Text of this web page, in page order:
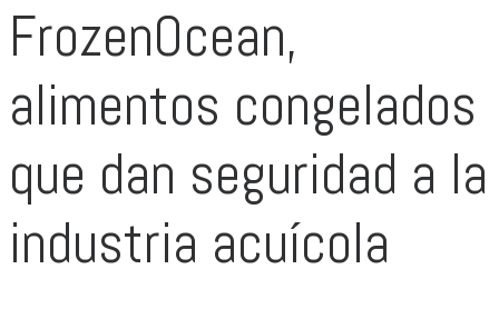
FrozenOcean,
alimentos congelados
que dan seguridad a la
industria acuícola